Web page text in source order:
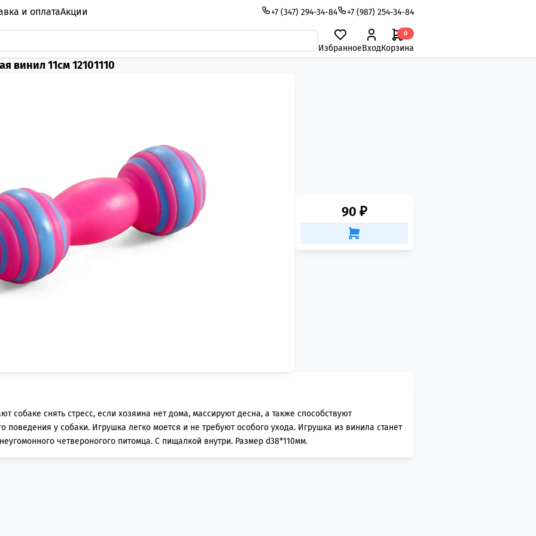
и оплатаАкции +7 (347) 294-34-84 +7 (987) 254-34-84
ИзбранноеВход
0
Корзина
винил 11см 12101110
90 ₽
собаке снять стресс, если хозяина нет дома, массируют десна, а также способствуют
у собаки. Игрушка легко моется и не требуют особого ухода. Игрушка из винила станет
четвероногого питомца. С пищалкой внутри. Размер d38*110мм.